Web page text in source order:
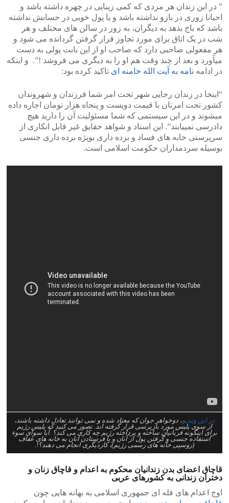
” در این زندان هر مردی که کمی زیبایی در چهره داشته باشد و
احیانا زوری در بازو نداشته باشد و یا پول خوبی در حسابش نداشته
باشد که باج بدهد به دیگران، به زور در سالن های مختلف و هر
شب در یک اتاق برای مورد تجاوز قرار گرفتن گردانده می شود و
هر مفعولی صاحبی دارد که صاحب او از این بابت پولی به دست
میآورد و بعد از چند وقت هم او را به دیگری می فروشد !”. و اینکه
در ادامه نامه به آیت الله خامنه ای تاکید کرده بود:
“اینجا در زندان رجایی شهر تحت امر شما فرزندان و شهروندان
کشور تحت امرتان با قیمت دویست و پنجاه هزار تومان اجاره داده
میشوند و در این سیستمی که شما مسئولیت آن را دارید هیچ
دادرسی نمییابند”. این اسناد و شواهد حقایق غیر قابل انکاری از
سرپرستی خانه های فساد و برده داری بویژه برده داری جنسی
بوسیله سردمداران حکومت اسلامی است.
در این ویدیو، دوخواهر جوان که معتاد شده و نمی توانند تعادل داشته باشند،
از سوی پلیس مورد بازپرسی قرار گرفته اند. تصور می کنید که پلیس رژیم
برای اینگونه قربانیان ساخته و پرداخته رژیم چه کاری می کند؟. آیا سوای سوء
استفاده جنسی و گرفتن پول از آنان و یا فرستادن انان به خانه های عفاف
(روسپی خانه های رسمی رژیم)، کاردیگری انجام می دهند؟!.
قاچاق اعضای بدن زندانیان محکوم به اعدام و قاچاق زنان و
دختران زندانی به کشورهای عربی
اوج اعدام های فله ای جمهوری اسلامی به بهانه هایی چون